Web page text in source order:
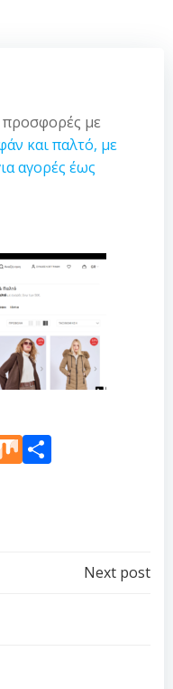
προσφορές με
και παλτό, με
αγορές έως
Mix
Next post